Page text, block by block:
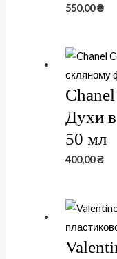
550,00₴
Духи
50 мл
400,00₴